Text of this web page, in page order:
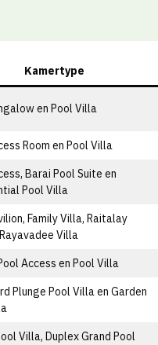
Kamertype
en Pool Villa
Room en Pool Villa
Barai Pool Suite en
Pool Villa
Family Villa, Raitalay
Villa
Access en Pool Villa
Plunge Pool Villa en Garden
Villa, Duplex Grand Pool